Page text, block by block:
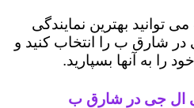
توانید بهترین نمایندگی
در شارق ب را انتخاب کنید و
را به آنها بسپارید.
ال جی در شارق ب